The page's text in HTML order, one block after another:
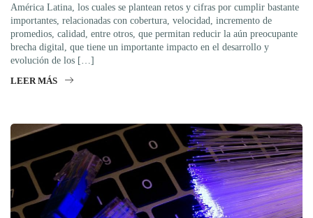
América Latina, los cuales se plantean retos y cifras por cumplir bastante
importantes, relacionadas con cobertura, velocidad, incremento de
promedios, calidad, entre otros, que permitan reducir la aún preocupante
brecha digital, que tiene un importante impacto en el desarrollo y
evolución de los […]
LEER MÁS